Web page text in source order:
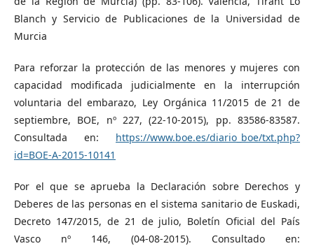
Blanch y Servicio de Publicaciones de la Universidad de
Murcia
Para reforzar la protección de las menores y mujeres con
capacidad modificada judicialmente en la interrupción
voluntaria del embarazo, Ley Orgánica 11/2015 de 21 de
septiembre, BOE, nº 227, (22-10-2015), pp. 83586-83587.
Consultada en: https://www.boe.es/diario_boe/txt.php?
id=BOE-A-2015-10141
Por el que se aprueba la Declaración sobre Derechos y
Deberes de las personas en el sistema sanitario de Euskadi,
Decreto 147/2015, de 21 de julio, Boletín Oficial del País
Vasco nº 146, (04-08-2015). Consultado en: